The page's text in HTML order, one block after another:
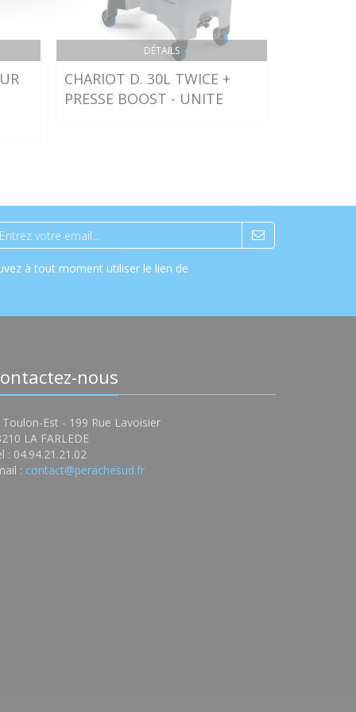
DÉTAILS
CHARIOT D. 30L TWICE +
PRESSE BOOST - UNITE
à tout moment utiliser le lien de
nous
Toulon-Est - 199 Rue Lavoisier
LA FARLEDE
: 04.94.21.21.02
: contact@perachesud.fr